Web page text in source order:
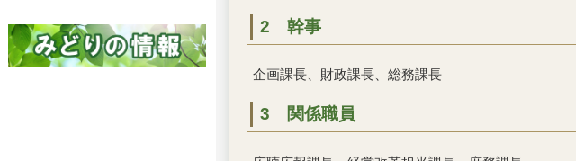
2 幹事
企画課長、財政課長、総務課長
3 関係職員